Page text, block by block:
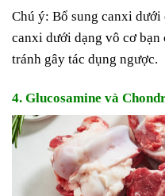
Chú ý: Bổ sung canxi dưới
canxi dưới dạng vô cơ bạn
tránh gây tác dụng ngược.
4. Glucosamine và